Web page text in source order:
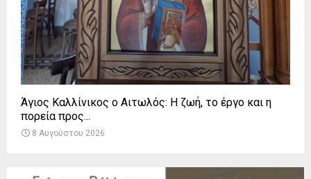
Άγιος Καλλίνικος ο Αιτωλός: Η ζωή, το έργο και η
πορεία προς...
8 Αυγούστου 2026